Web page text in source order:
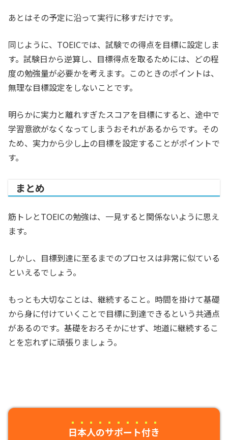
あとはその予定に沿って実行に移すだけです。
同じように、TOEICでは、試験での得点を目標に設定しま
す。試験日から逆算し、目標得点を取るためには、どの程
度の勉強量が必要かを考えます。このときのポイントは、
無理な目標設定をしないことです。
明らかに実力と離れすぎたスコアを目標にすると、途中で
学習意欲がなくなってしまうおそれがあるからです。その
ため、実力から少し上の目標を設定することがポイントで
す。
まとめ
筋トレとTOEICの勉強は、一見すると関係ないように思え
ます。
しかし、目標到達に至るまでのプロセスは非常に似ている
といえるでしょう。
もっとも大切なことは、継続すること。時間を掛けて基礎
から身に付けていくことで目標に到達できるという共通点
があるのです。基礎をおろそかにせず、地道に継続するこ
とを忘れずに頑張りましょう。
日本人のサポート付き